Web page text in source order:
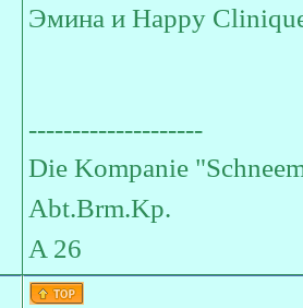
Эмина и Happy
--------------------
Die Kompanie
Abt.Brm.Kp.
A 26